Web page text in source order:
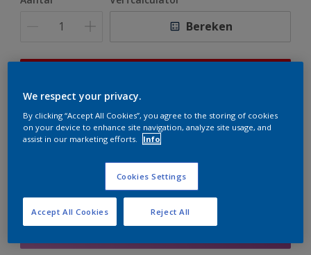
10 L
Bereken
te bestellen. Houd de website in de gaten, we werken
er hard aan om de voorraad aan te vullen.
Boodschappenlijst
We respect your privacy.
By clicking “Accept All Cookies”, you agree to the storing of cookies
on your device to enhance site navigation, analyze site usage, and
assist in our marketing efforts.
Info
Cookies Settings
Reject All
Accept All Cookies